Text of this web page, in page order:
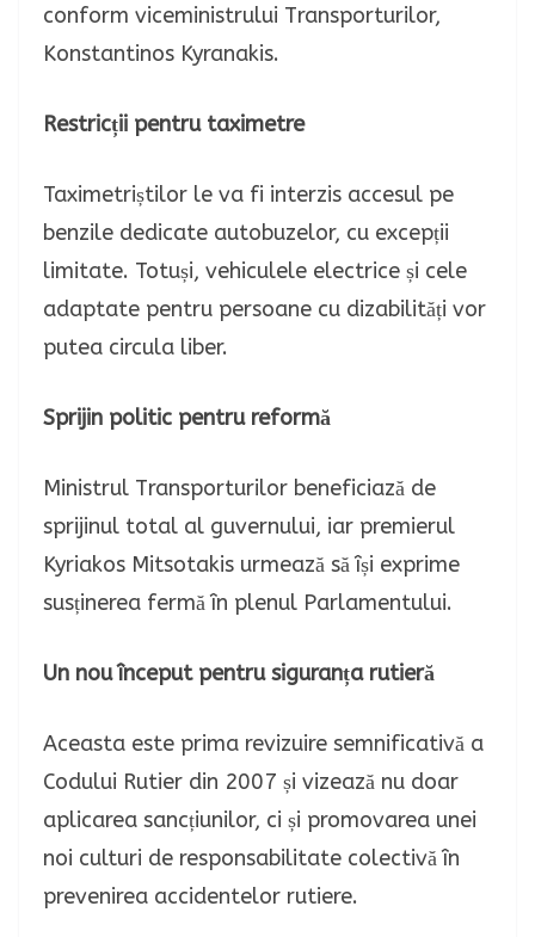
conform viceministrului Transporturilor,
Konstantinos Kyranakis.
Restricții pentru taximetre
Taximetriștilor le va fi interzis accesul pe
benzile dedicate autobuzelor, cu excepții
limitate. Totuși, vehiculele electrice și cele
adaptate pentru persoane cu dizabilități vor
putea circula liber.
Sprijin politic pentru reformă
Ministrul Transporturilor beneficiază de
sprijinul total al guvernului, iar premierul
Kyriakos Mitsotakis urmează să își exprime
susținerea fermă în plenul Parlamentului.
Un nou început pentru siguranța rutieră
Aceasta este prima revizuire semnificativă a
Codului Rutier din 2007 și vizează nu doar
aplicarea sancțiunilor, ci și promovarea unei
noi culturi de responsabilitate colectivă în
prevenirea accidentelor rutiere.